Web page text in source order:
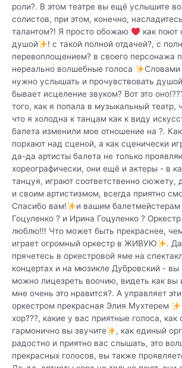
роли?. В этом театре вы ещё услышите
солистов, при этом, конечно,
талантом?! Я просто обожаю
как поют
душой
! с такой полной отдачей?, с
перевоплощением? в своего персонажа
нереально волшебные голоса
Словами
нужно услышать и прочувствовать
бывает исцеление звуком? Вот это
того, как я попала в музыкальный театр,
что я холодна к танцам как к виду
балета изменили мое отношение на ?.
порхают над сценой, а как сценически
да-да артисты балета не только
хореографически, они ещё и актеры - в
танцуя, играют соответственно сюжету,
и своим артистизмом, всегда приятно
Спасибо вам!
и вашим
Гоцуленко ? и Ирина Гоцуленко ?
люблю!!! Что может быть прекраснее,
играет огромный оркестр в ЖИВУЮ
.
прячетесь в оркестровой яме на
концертах и на мюзикле Дубровский - вы
можно лицезреть воочию, видеть как вы
мне очень это нравится?. А управляет
оркестром прекрасная Элия Мухтерем
хор???, какие у вас приятные голоса, как
гармонично вы звучите
, как единый
радостно и приятно вас слышать, это
прекрасных голосов, вы также